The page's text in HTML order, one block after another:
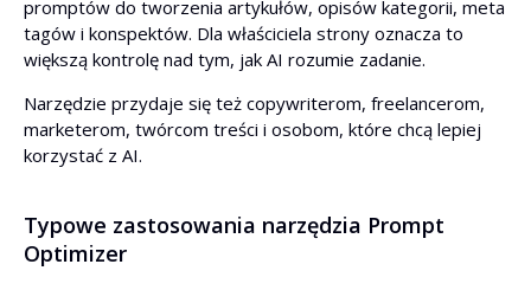
promptów do tworzenia artykułów, opisów kategorii, meta
tagów i konspektów. Dla właściciela strony oznacza to
większą kontrolę nad tym, jak AI rozumie zadanie.
Narzędzie przydaje się też copywriterom, freelancerom,
marketerom, twórcom treści i osobom, które chcą lepiej
korzystać z AI.
Typowe zastosowania narzędzia Prompt
Optimizer